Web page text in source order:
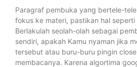
Paragraf pembuka yang bertele-
fokus ke materi, pastikan hal
Berlakulah seolah-olah sebagai
sendiri, apakah Kamu nyaman jika
tersebut atau buru-buru pingin
membacanya. Karena algortima